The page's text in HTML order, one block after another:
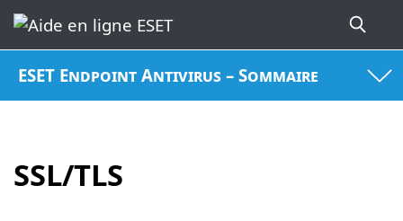
ESET Endpoint Antivirus – Sommaire
SSL/TLS